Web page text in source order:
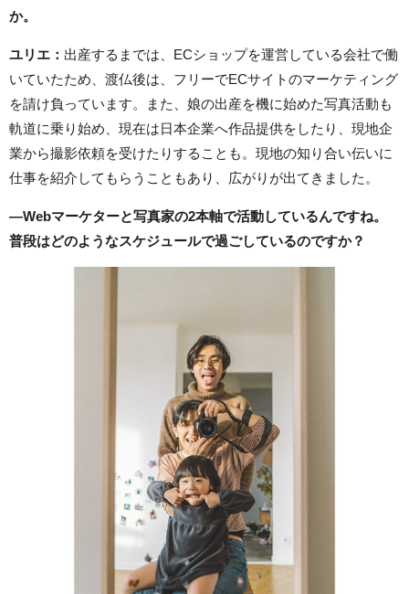
か。
ユリエ： 出産するまでは、ECショップを運営している会社で働
いていたため、渡仏後は、フリーでECサイトのマーケティング
を請け負っています。また、娘の出産を機に始めた写真活動も
軌道に乗り始め、現在は日本企業へ作品提供をしたり、現地企
業から撮影依頼を受けたりすることも。現地の知り合い伝いに
仕事を紹介してもらうこともあり、広がりが出てきました。
―Webマーケターと写真家の2本軸で活動しているんですね。
普段はどのようなスケジュールで過ごしているのですか？